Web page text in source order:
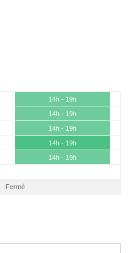
14h - 19h
14h - 19h
14h - 19h
14h - 19h
14h - 19h
Fermé